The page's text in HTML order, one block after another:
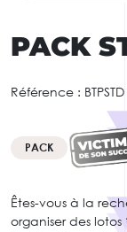
PACK
Référence : BTPSTD
PACK
Êtes-vous à la
organiser des lotos